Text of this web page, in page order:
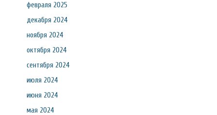
февраля 2025
декабря 2024
ноября 2024
октября 2024
сентября 2024
июля 2024
июня 2024
мая 2024